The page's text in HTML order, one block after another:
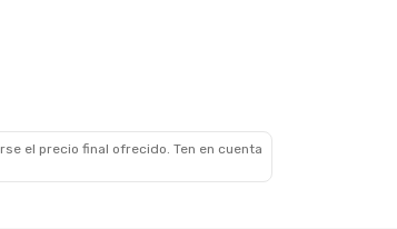
el precio final ofrecido. Ten en cuenta